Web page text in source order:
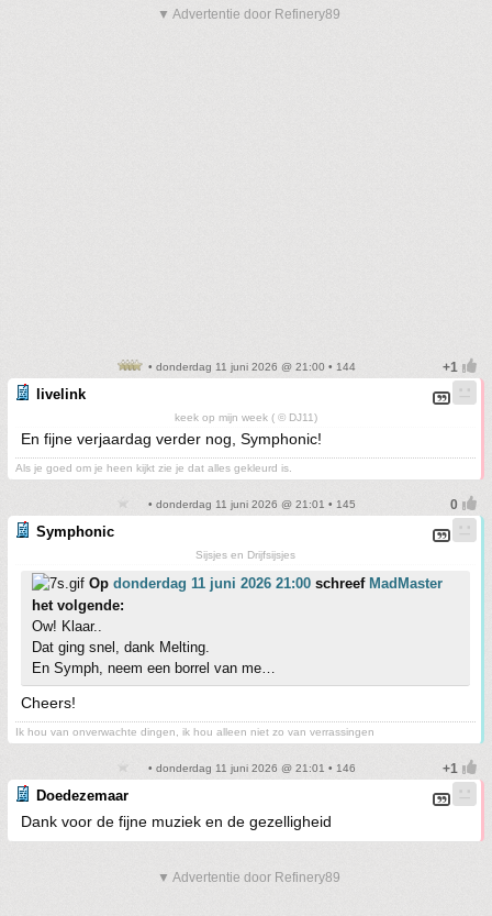
▼ Advertentie door Refinery89
• donderdag 11 juni 2026 @ 21:00 • 144
livelink
keek op mijn week ( © DJ11)
En fijne verjaardag verder nog, Symphonic!
Als je goed om je heen kijkt zie je dat alles gekleurd is.
• donderdag 11 juni 2026 @ 21:01 • 145
Symphonic
Sijsjes en Drijfsijsjes
Op donderdag 11 juni 2026 21:00 schreef MadMaster
het volgende:
Ow! Klaar..
Dat ging snel, dank Melting.
En Symph, neem een borrel van me…
Cheers!
Ik hou van onverwachte dingen, ik hou alleen niet zo van verrassingen
• donderdag 11 juni 2026 @ 21:01 • 146
Doedezemaar
Dank voor de fijne muziek en de gezelligheid
▼ Advertentie door Refinery89